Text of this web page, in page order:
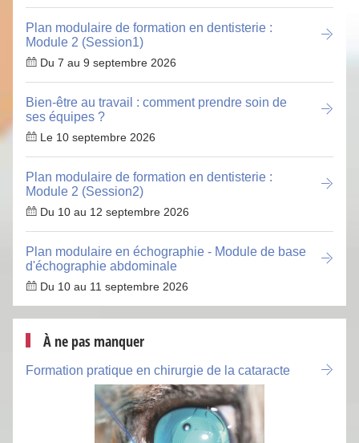
Plan modulaire de formation en dentisterie :
Module 2 (Session1)
Du 7 au 9 septembre 2026
Bien-être au travail : comment prendre soin de
ses équipes ?
Le 10 septembre 2026
Plan modulaire de formation en dentisterie :
Module 2 (Session2)
Du 10 au 12 septembre 2026
Plan modulaire en échographie - Module de base
d'échographie abdominale
Du 10 au 11 septembre 2026
À ne pas manquer
Formation pratique en chirurgie de la cataracte